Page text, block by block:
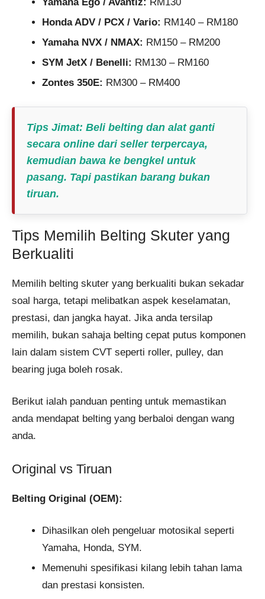
Honda ADV / PCX / Vario: RM140 – RM180
Yamaha NVX / NMAX: RM150 – RM200
SYM JetX / Benelli: RM130 – RM160
Zontes 350E: RM300 – RM400
Tips Jimat: Beli belting dan alat ganti
secara online dari seller terpercaya,
kemudian bawa ke bengkel untuk
pasang. Tapi pastikan barang bukan
tiruan.
Tips Memilih Belting Skuter yang
Berkualiti
Memilih belting skuter yang berkualiti bukan sekadar
soal harga, tetapi melibatkan aspek keselamatan,
prestasi, dan jangka hayat. Jika anda tersilap
memilih, bukan sahaja belting cepat putus komponen
lain dalam sistem CVT seperti roller, pulley, dan
bearing juga boleh rosak.
Berikut ialah panduan penting untuk memastikan
anda mendapat belting yang berbaloi dengan wang
anda.
Original vs Tiruan
Belting Original (OEM):
Dihasilkan oleh pengeluar motosikal seperti
Yamaha, Honda, SYM.
Memenuhi spesifikasi kilang lebih tahan lama
dan prestasi konsisten.